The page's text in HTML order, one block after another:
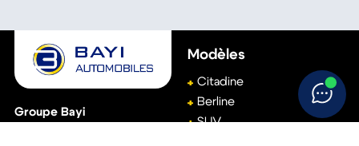
Groupe Bayi
Modèles
Citadine
Berline
SUV